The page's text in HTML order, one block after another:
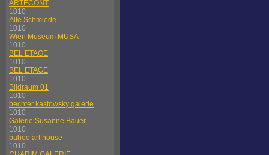
ARTECONT
1010
Alte Schmiede
1010
Wien Museum MUSA
1010
BEL ETAGE
1010
BEL ETAGE
1010
Bildraum 01
1010
bechter kastowsky galerie
1010
Galerie Susanne Bauer
1010
bahoe art house
1010